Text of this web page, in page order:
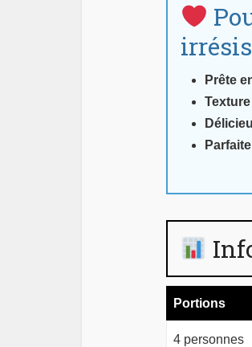
Prête
Portions
4 personnes